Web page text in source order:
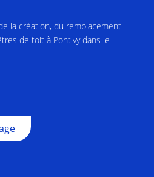
la création, du remplacement
de toit à Pontivy dans le